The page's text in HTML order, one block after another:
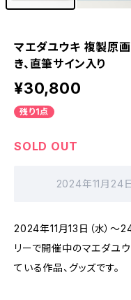
マエダユウキ 複製原
き、直筆サイン入り
¥30,800
残り1点
SOLD OUT
2024年11月24
2024年11月13日（水）～
リーで開催中のマエダユ
ている作品、グッズです。